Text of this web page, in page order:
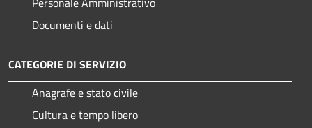
Documenti e dati
CATEGORIE DI SERVIZIO
Anagrafe e stato civile
Cultura e tempo libero